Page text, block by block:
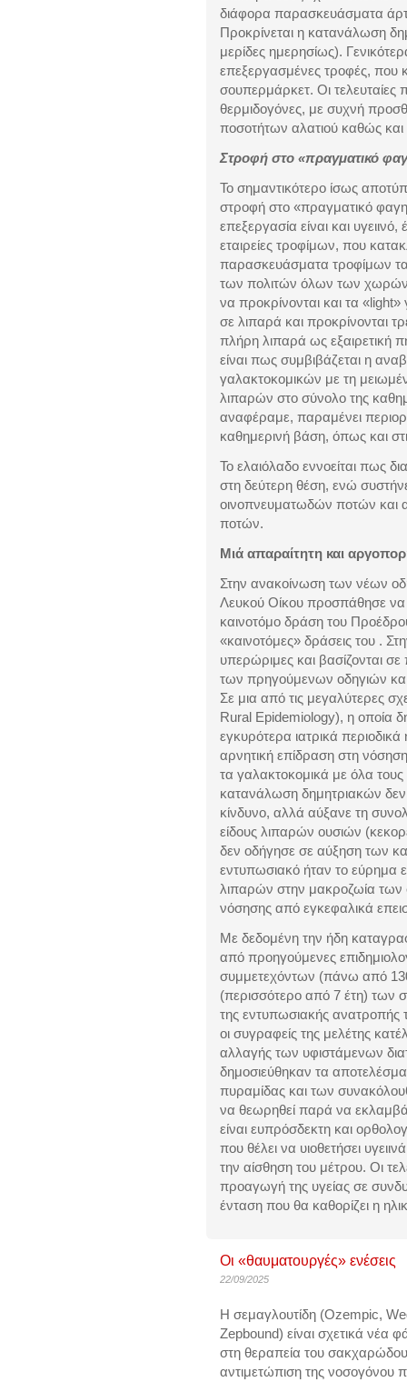
διάφορα παρασκευάσματα
Προκρίνεται η κατανάλωση
μερίδες ημερησίως).
επεξεργασμένες τροφές,
σουπερμάρκετ. Οι τελευταίες
θερμιδογόνες, με συχνή
ποσοτήτων αλατιού καθώς
Στροφή στο «πραγματικό
Το σημαντικότερο ίσως
στροφή στο «πραγματικό
επεξεργασία είναι και
εταιρείες τροφίμων, που
παρασκευάσματα τροφίμων τα
των πολιτών όλων των χωρών
να προκρίνονται και τα «light»
σε λιπαρά και προκρίνονται
πλήρη λιπαρά ως εξαιρετική
είναι πως συμβιβάζεται η
γαλακτοκομικών με τη
λιπαρών στο σύνολο της
αναφέραμε, παραμένει
καθημερινή βάση, όπως και
Το ελαιόλαδο εννοείται πως
στη δεύτερη θέση, ενώ
οινοπνευματωδών ποτών και
ποτών.
Μιά απαραίτητη και
Στην ανακοίνωση των νέων
Λευκού Οίκου προσπάθησε να
καινοτόμο δράση του
«καινοτόμες» δράσεις του .
υπερώριμες και βασίζονται σε
των πρηγούμενων οδηγιών και
Σε μια από τις μεγαλύτερες
Rural Epidemiology), η οποία
εγκυρότερα ιατρικά
αρνητική επίδραση στη
τα γαλακτοκομικά με όλα
κατανάλωση δημητριακών δεν
κίνδυνο, αλλά αύξανε τη
είδους λιπαρών ουσιών
δεν οδήγησε σε αύξηση των
εντυπωσιακό ήταν το εύρημα
λιπαρών στην μακροζωία των
νόσησης από εγκεφαλικά
Με δεδομένη την ήδη
από προηγούμενες
συμμετεχόντων (πάνω από
(περισσότερο από 7 έτη) των
της εντυπωσιακής ανατροπής
οι συγραφείς της μελέτης
αλλαγής των υφιστάμενων
δημοσιεύθηκαν τα
πυραμίδας και των
να θεωρηθεί παρά να
είναι ευπρόσδεκτη και
που θέλει να υιοθετήσει
την αίσθηση του μέτρου. Οι
προαγωγή της υγείας σε
ένταση που θα καθορίζει η
Οι «θαυματουργές» ενέσεις
22/09/2025
Η σεμαγλουτίδη (Ozempic,
Zepbound) είναι σχετικά νέα
στη θεραπεία του
αντιμετώπιση της νοσογόνου